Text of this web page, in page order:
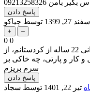
09213258326
اسفند 27, 1399 توسط چیاکو
0 0
وللە خاک بر سرمون شده، منم جوانی 22 سالە از کردستانم، از
کار و پارتی، چه خاکی بر
سرم بریزم
تیر 22, 1401 توسط سجاد